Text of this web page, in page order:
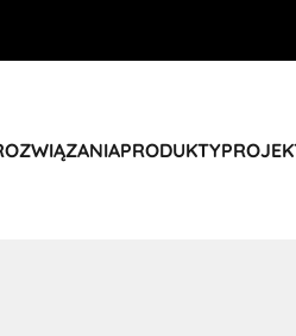
PRODUKTY